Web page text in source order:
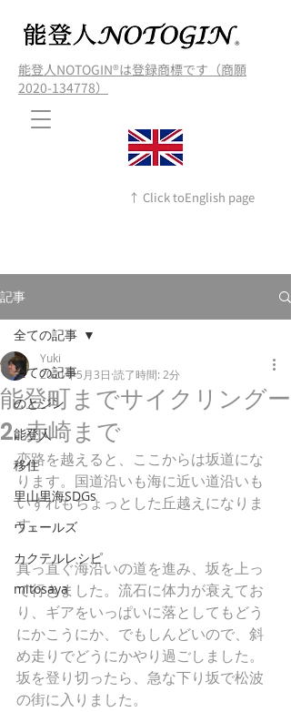
能登人NOTOGIN®️は登録商標です（商願
2020-134778）
↑ Click toEnglish page
記事
全ての記事
のとジン
能登人
移住
里山里海SDGs
ウェールズ
カクテルレシピ
mitosaya
全ての記事
能登町までサイクリングー
2. 赤崎まで
Yuki
2021年5月3日 読了時間: 2分
恋路を越えると、ここからは坂道にな
ります。国道沿いも海に近い道沿いも
いずれもちょっとした丘越えになりま
す。
真っ直ぐ海沿いの道を進み、坂を上っ
て行きました。流石に体力が衰えてお
り、ギアをいっぱいに落としてもどう
にかこうにか、でもしんどいので、斜
め走りでどうにかやり過ごしました。
坂を登り切ったら、急な下り坂で松波
の街に入りました。